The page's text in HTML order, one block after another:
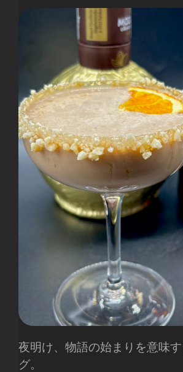
夜明け、物語の始まりを意味
グ。